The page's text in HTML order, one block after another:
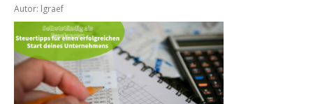
Autor: lgraef